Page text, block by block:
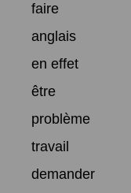
faire
anglais
en effet
être
problème
travail
demander